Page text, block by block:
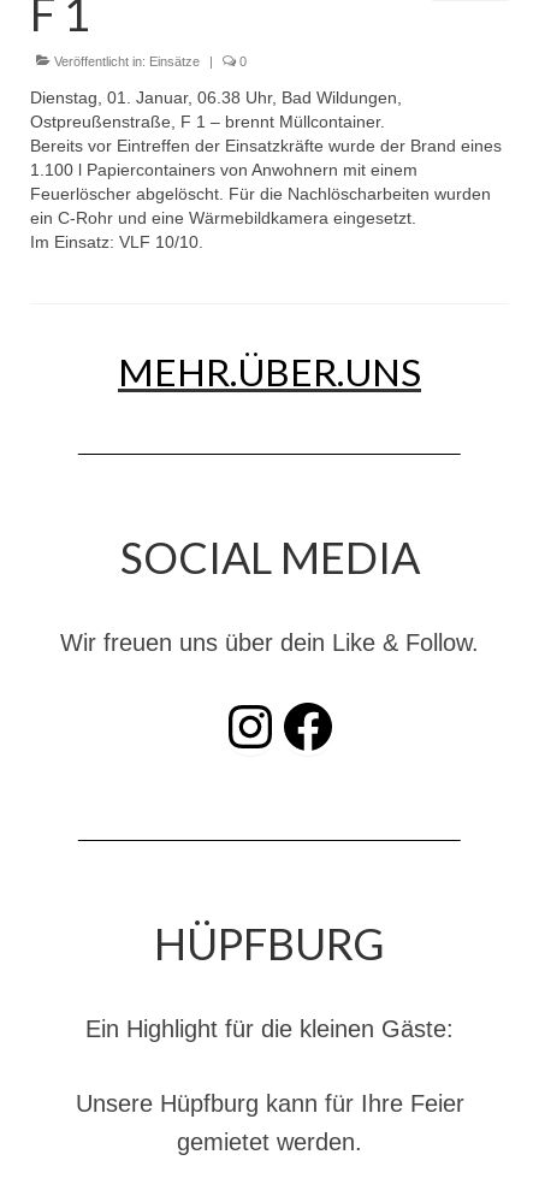
Einsätze
Einsatzstichworte
Jugendfeuerwehr
Infos
25-jähriges Jubiläum Jugendfeuerwehr 2021
Kinderfeuerwehr
Dienstplan
GDekonP-Zug
Dienstplan Dekon-Zug
Christkindwiegen
Christkindwiegen 2024
F 1
Veröffentlicht in: Einsätze | 0
Dienstag, 01. Januar, 06.38 Uhr, Bad Wildungen,
Ostpreußenstraße, F 1 – brennt Müllcontainer.
Bereits vor Eintreffen der Einsatzkräfte wurde der Brand eines
1.100 l Papiercontainers von Anwohnern mit einem
Feuerlöscher abgelöscht. Für die Nachlöscharbeiten wurden
ein C-Rohr und eine Wärmebildkamera eingesetzt.
Im Einsatz: VLF 10/10.
MEHR.ÜBER.UNS
SOCIAL MEDIA
Wir freuen uns über dein Like & Follow.
INSTAGRAM Facebook
HÜPFBURG
Ein Highlight für die kleinen Gäste:
Unsere Hüpfburg kann für Ihre Feier
gemietet werden.